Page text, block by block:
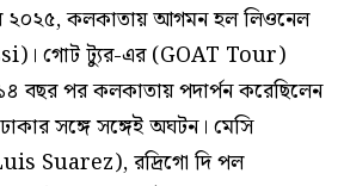
২০২৫, কলকাতায় আগমন হল লিওনেল
গোট ট্যুর-এর (GOAT Tour)
বছর পর কলকাতায় পদার্পন করেছিলেন
সঙ্গে সঙ্গেই অঘটন। মেসি
Suarez), রদ্রিগো দি পল